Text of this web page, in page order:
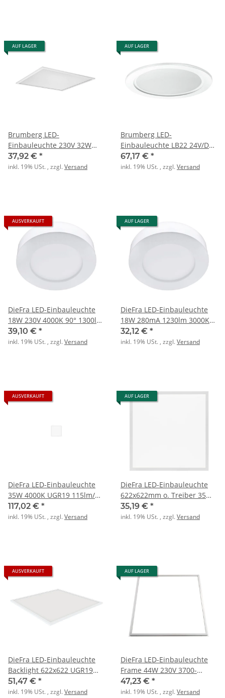
AUF LAGER
Brumberg LED-
Einbauleuchte 230V 32W
4000K weiss MP
37,92 € *
inkl. 19% USt. , zzgl.Versand
AUF LAGER
Brumberg LED-
Einbauleuchte LB22 24V/DC
16W weiß 3000K
67,17 € *
inkl. 19% USt. , zzgl.Versand
AUSVERKAUFT
DieFra LED-Einbauleuchte
18W 230V 4000K 90° 1300lm
30000h A+ dimm
39,10 € *
inkl. 19% USt. , zzgl.Versand
AUF LAGER
DieFra LED-Einbauleuchte
18W 280mA 1230lm 3000K
ww rund dimmbar
32,12 € *
inkl. 19% USt. , zzgl.Versand
AUSVERKAUFT
DieFra LED-Einbauleuchte
35W 4000K UGR19 115lm/W
4025lm 622x622
117,02 € *
inkl. 19% USt. , zzgl.Versand
AUF LAGER
DieFra LED-Einbauleuchte
622x622mm o. Treiber 35W
6000K 4025lm
35,19 € *
inkl. 19% USt. , zzgl.Versand
AUSVERKAUFT
DieFra LED-Einbauleuchte
Backlight 622x622 UGR19
33W 3000/4000K
51,47 € *
inkl. 19% USt. , zzgl.Versand
AUF LAGER
DieFra LED-Einbauleuchte
Frame 44W 230V 3700-
4100lm 4K 614x614mm
47,23 € *
inkl. 19% USt. , zzgl.Versand